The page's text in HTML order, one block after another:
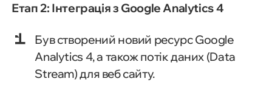
Етап 2: Інтеграція з Google Analytics 4
Був створений новий ресурс Google
Analytics 4, а також потік даних (Data
Stream) для веб сайту.